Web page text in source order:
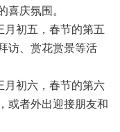
庆氛围。
初五，春节的第五
访、赏花赏景等活
月初六，春节的第六
或者外出迎接朋友和